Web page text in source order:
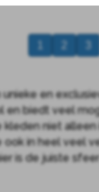
en
en biedt veel
kleden niet
ook in heel veel
is de juiste